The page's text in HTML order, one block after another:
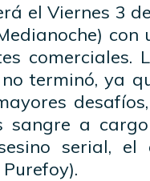
el Viernes 3
comerciales.
terminó, ya
sangre a
serial, el